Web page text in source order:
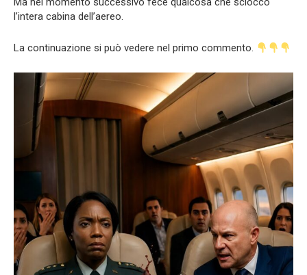
l’intera cabina dell’aereo.
La continuazione si può vedere nel primo commento.